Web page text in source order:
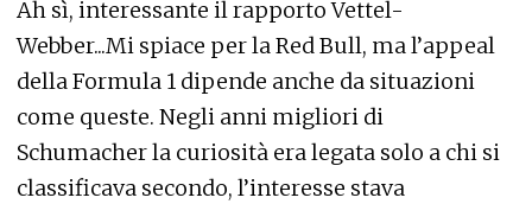
Ah sì, interessante il rapporto Vettel-
Webber...Mi spiace per la Red Bull, ma l’appeal
della Formula 1 dipende anche da situazioni
come queste. Negli anni migliori di
Schumacher la curiosità era legata solo a chi si
classificava secondo, l’interesse stava